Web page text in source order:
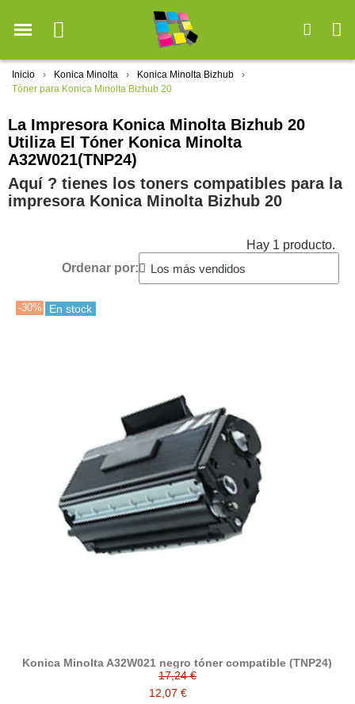
Inicio Konica Minolta
Konica Minolta Bizhub
Tóner para Konica Minolta Bizhub 20
La Impresora Konica Minolta Bizhub 20
Utiliza El Tóner Konica Minolta
A32W021(TNP24)
Aquí ? tienes los toners compatibles para la
impresora Konica Minolta Bizhub 20
Hay 1 producto.
Ordenar por:
-30% En stock
Konica Minolta A32W021 negro tóner compatible (TNP24)
17,24 €
12,07 €